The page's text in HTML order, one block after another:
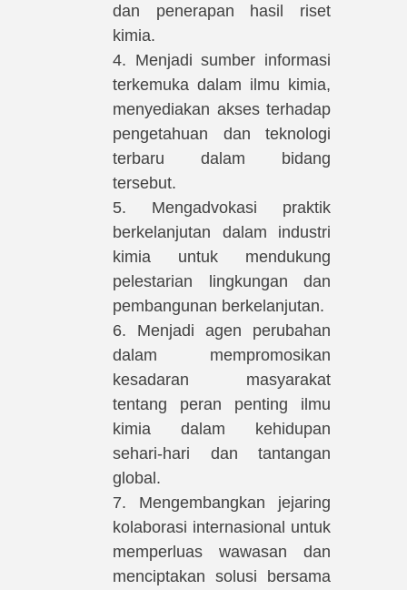
dan penerapan hasil riset
kimia.
4. Menjadi sumber informasi
terkemuka dalam ilmu kimia,
menyediakan akses terhadap
pengetahuan dan teknologi
terbaru dalam bidang
tersebut.
5. Mengadvokasi praktik
berkelanjutan dalam industri
kimia untuk mendukung
pelestarian lingkungan dan
pembangunan berkelanjutan.
6. Menjadi agen perubahan
dalam mempromosikan
kesadaran masyarakat
tentang peran penting ilmu
kimia dalam kehidupan
sehari-hari dan tantangan
global.
7. Mengembangkan jejaring
kolaborasi internasional untuk
memperluas wawasan dan
menciptakan solusi bersama